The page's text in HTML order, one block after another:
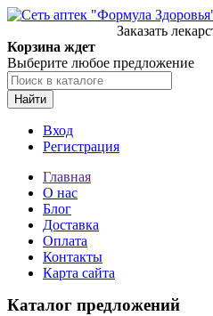
Заказать
Корзина ждет
Выберите любое предложение
Найти
Вход
Регистрация
Главная
О нас
Блог
Доставка
Оплата
Контакты
Карта сайта
Каталог предложений